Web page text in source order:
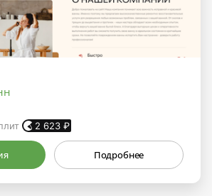
2 623 ₽
Подробнее